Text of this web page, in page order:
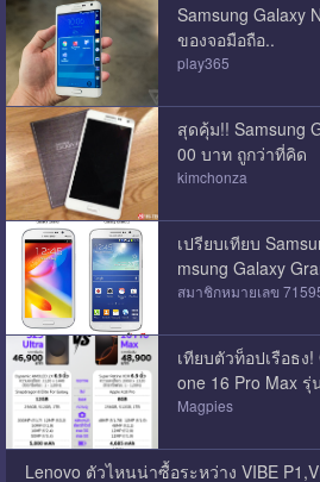
Samsung Galaxy
ของจอมือถือ..
play365
สุดคุ้ม!! Samsung
00 บาท ถูกว่าที่คิด
kimchonza
เปรียบเทียบ
msung Galaxy
สมาชิกหมายเลข
เทียบตัวท็อปเรือธง
one 16 Pro Max
Magpies
Lenovo ตัวไหนน่าซื้อระหว่าง VIBE